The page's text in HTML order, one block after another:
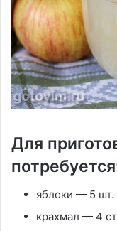
Для
яблоки — 5 шт.
крахмал — 4